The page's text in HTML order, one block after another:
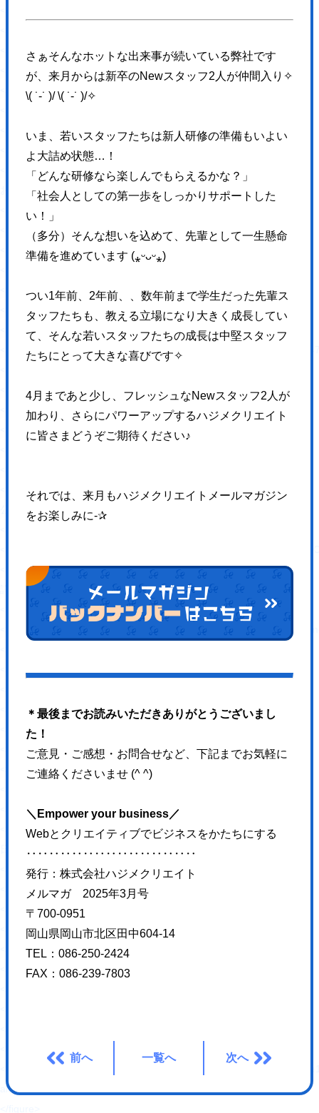
さぁそんなホットな出来事が続いている弊社です
が、来月からは新卒のNewスタッフ2 人が仲間入り✧
\( ˙-˙ )/ \( ˙-˙ )/✧
いま、若いスタッフたちは新人研修の準備もいよい
よ大詰め状態…！
「どんな研修なら楽しんでもらえるかな？」
「社会人としての第一歩をしっかりサポートした
い！」
（多分）そんな想いを込めて、先輩として一生懸命
準備を進めています (⁎ᵕᴗᵕ⁎)
つい1年前、2年前、、数年前まで学生だった先輩ス
タッフたちも、教える立場になり大きく成長してい
て、 そんな若いスタッフたちの成長は中堅スタッフ
たちにとって大きな喜びです✧
4月まであと少し、フレッシュなNewスタッフ2人が
加わり、さらにパワーアップするハジメクリエイト
に皆さまどうぞご期待ください♪
それでは、来月もハジメクリエイトメールマガジン
をお楽しみに-✰
＊最後までお読みいただきありがとうございまし
た！
ご意見・ご感想・お問合せなど、下記までお気軽に
ご連絡くださいませ (^ ^)
＼Empower your business／
Webとクリエイティブでビジネスをかたちにする
‥‥‥‥‥‥‥‥‥‥‥‥‥‥‥
発行：株式会社ハジメクリエイト
メルマガ 2025年3月号
〒700-0951
岡山県岡山市北区田中604-14
TEL：086-250-2424
FAX：086-239-7803
前へ 一覧へ 次へ
</section>
<div class="topWorks-head">
<div class="Ttl1 topWorks-ttl">
<h2 class="Ttl1-txt fz32 fw6 blue4 sfz16">
お客様にThank you!
<span class="fz72 blue1 ffLo mt16 sfz32">最新制作実績</span>
</div>
<div class="topWorks-body">
<div class="topWorks-img">
<figure>
<img src="https://hajimecreate.com/wp-content/uploads/2021/08/
<div class="topWorks-content">
<div class="topWorks-content__box">
<p class="fz16 lh20 mt24">
公開年月：2021年8月 </p>
<a href="" class="Btn1 mt48">
詳しくはこちら
</div>
</section>
<section class="topBlog">
<div class="Ttl1 topBlog-ttl">
<h2 class="Ttl1-txt fz32 fw6 blue4 topBlog-ttl--txt sfz16">
<span class="fz72 ffLo blue1 sfz32">日々お役立ち情報</span>
</div>
</div>
<div class="topBlog-body">
<section class="topBlog-box Line1">
alt="絵画ってどうみるの？ -西洋絵画編-" loading="lazy">